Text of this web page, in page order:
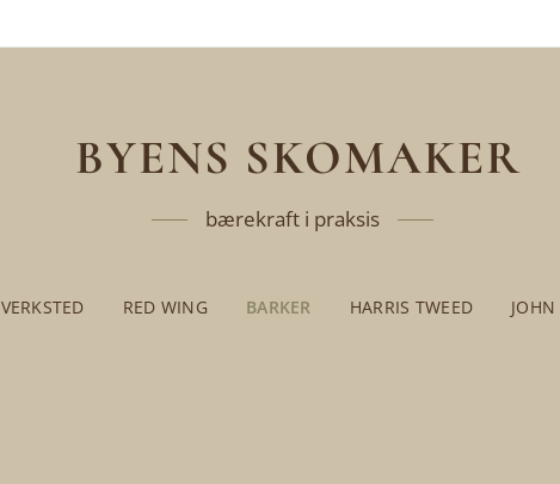
BYENS SKOMAKER
bærekraft i praksis
VERKSTED RED WING BARKER HARRIS TWEED JOHN